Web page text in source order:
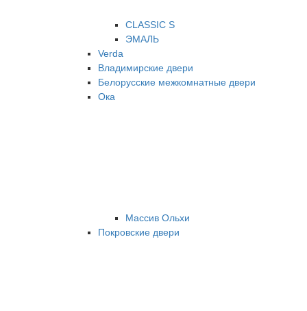
CLASSIC S
ЭМАЛЬ
Verda
Владимирские двери
Белорусские межкомнатные двери
Ока
Массив Ольхи
Покровские двери